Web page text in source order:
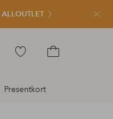
ALLOUTLET
Gå
produkterkundvagnen
Presentkort